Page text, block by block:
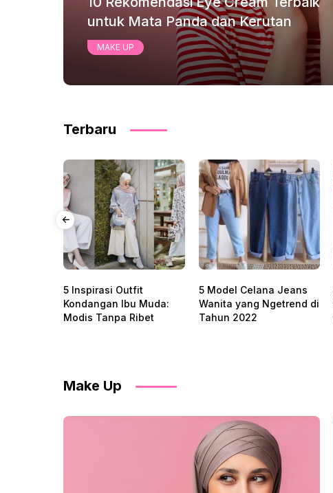
untuk Mata Panda dan Kerutan
MAKE UP
Terbaru
5 Inspirasi Outfit
Kondangan Ibu Muda:
Modis Tanpa Ribet
5 Model Celana Jeans
Wanita yang Ngetrend di
Tahun 2022
Make Up